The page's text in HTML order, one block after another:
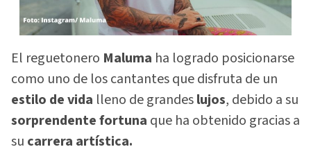
El reguetonero Maluma ha logrado posicionarse
como uno de los cantantes que disfruta de un
estilo de vida lleno de grandeslujos, debido a su
sorprendente fortuna que ha obtenido gracias a
su carrera artística.